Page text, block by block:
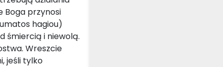
Boga przynosi
hagiou)
śmiercią i niewolą.
Wreszcie
jeśli tylko